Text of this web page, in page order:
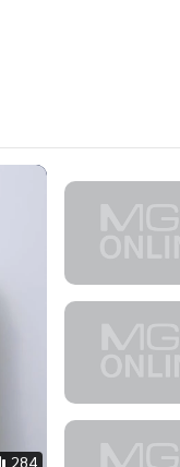
284